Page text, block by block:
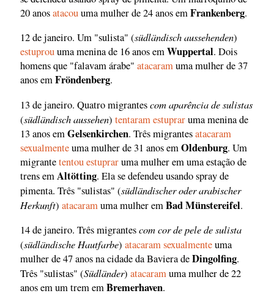
20 anosatacouuma mulher de 24 anos emFrankenberg.
12 de janeiro. Um "sulista" (südländisch aussehenden)
estuprouuma menina de 16 anos emWuppertal. Dois
homens que "falavam árabe" atacaramuma mulher de 37
anos emFröndenberg.
13 de janeiro. Quatro migrantescom aparência de sulistas
(südländisch aussehen) tentaram estupraruma menina de
13 anos emGelsenkirchen. Três migrantesatacaram
sexualmenteuma mulher de 31 anos emOldenburg. Um
migrantetentou estupraruma mulher em uma estação de
trens emAltötting. Ela se defendeu usando spray de
pimenta. Três "sulistas" (südländischer oder arabischer
Herkunft) atacaramuma mulher emBad Münstereifel.
14 de janeiro. Três migrantescom cor de pele de sulista
(südländische Hautfarbe) atacaram sexualmenteuma
mulher de 47 anos na cidade da Baviera deDingolfing.
Três "sulistas" (Südländer) atacaramuma mulher de 22
anos em um trem emBremerhaven.